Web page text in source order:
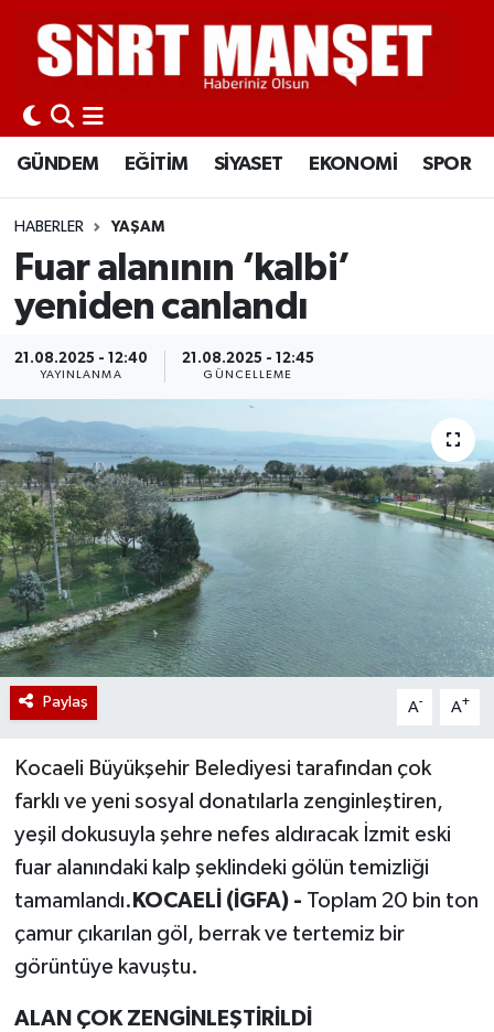
GÜNDEM EĞİTİM SİYASET EKONOMİ SPOR
HABERLER YAŞAM
Fuar alanının ‘kalbi’
yeniden canlandı
21.08.2025 - 12:40
YAYINLANMA
21.08.2025 - 12:45
GÜNCELLEME
Paylaş A- A+
Kocaeli Büyükşehir Belediyesi tarafından çok
farklı ve yeni sosyal donatılarla zenginleştiren,
yeşil dokusuyla şehre nefes aldıracak İzmit eski
fuar alanındaki kalp şeklindeki gölün temizliği
tamamlandı. KOCAELİ (İGFA) - Toplam 20 bin ton
çamur çıkarılan göl, berrak ve tertemiz bir
görüntüye kavuştu.
ALAN ÇOK ZENGİNLEŞTİRİLDİ
GÜNDEM
EĞİTİM
SİYASET
EKONOMİ
SPOR
İLÇELER
KÜLTÜR-SANAT
SAĞLIK-YAŞAM
Siirt Nöbetçi Eczaneler
Siirt Hava Durumu
Siirt Namaz Vakitleri
Siirt Trafik Yoğunluk Haritası
Süper Lig Puan Durumu ve Fikstür
Tüm Manşetler
Son Dakika Haberleri
Haber Arşivi